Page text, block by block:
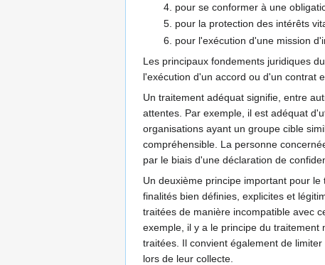
pour se conformer à une
pour la protection des intérêts
pour l'exécution d'une mission
Les principaux fondements juridiques
l'exécution d'un accord ou d'un contrat
Un traitement adéquat signifie, entre
attentes. Par exemple, il est adéquat
organisations ayant un groupe cible
compréhensible. La personne
par le biais d'une déclaration de
Un deuxième principe important pour
finalités bien définies, explicites et
traitées de manière incompatible avec
exemple, il y a le principe du
traitées. Il convient également de
lors de leur collecte.